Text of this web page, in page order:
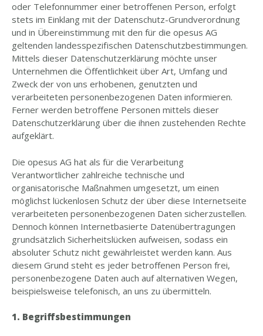
oder Telefonnummer einer betroffenen Person, erfolgt
stets im Einklang mit der Datenschutz-Grundverordnung
und in Übereinstimmung mit den für die opesus AG
geltenden landesspezifischen Datenschutzbestimmungen.
Mittels dieser Datenschutzerklärung möchte unser
Unternehmen die Öffentlichkeit über Art, Umfang und
Zweck der von uns erhobenen, genutzten und
verarbeiteten personenbezogenen Daten informieren.
Ferner werden betroffene Personen mittels dieser
Datenschutzerklärung über die ihnen zustehenden Rechte
aufgeklärt.
Die opesus AG hat als für die Verarbeitung
Verantwortlicher zahlreiche technische und
organisatorische Maßnahmen umgesetzt, um einen
möglichst lückenlosen Schutz der über diese Internetseite
verarbeiteten personenbezogenen Daten sicherzustellen.
Dennoch können Internetbasierte Datenübertragungen
grundsätzlich Sicherheitslücken aufweisen, sodass ein
absoluter Schutz nicht gewährleistet werden kann. Aus
diesem Grund steht es jeder betroffenen Person frei,
personenbezogene Daten auch auf alternativen Wegen,
beispielsweise telefonisch, an uns zu übermitteln.
1. Begriffsbestimmungen